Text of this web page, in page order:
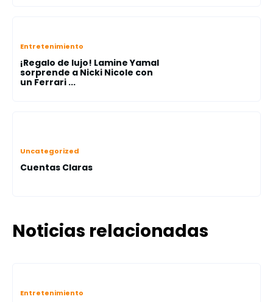
Entretenimiento
¡Regalo de lujo! Lamine Yamal
sorprende a Nicki Nicole con
un Ferrari ...
Uncategorized
Cuentas Claras
Noticias relacionadas
Entretenimiento